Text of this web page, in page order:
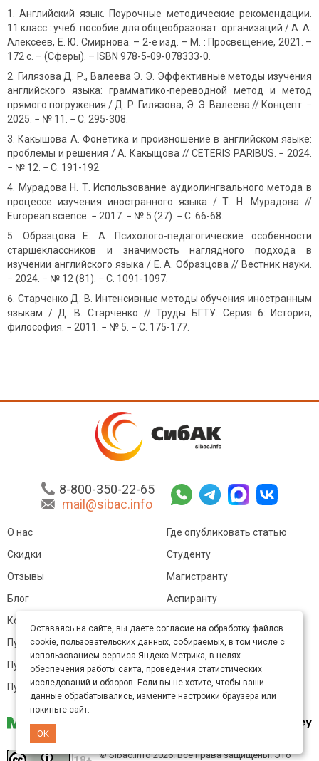
Английский язык. Поурочные методические рекомендации.
11 класс : учеб. пособие для общеобразоват. организаций / А. А.
Алексеев, Е. Ю. Смирнова. – 2-е изд. – М. : Просвещение, 2021. –
172 с. – (Сферы). – ISBN 978-5-09-078333-0.
Гилязова Д. Р., Валеева Э. Э. Эффективные методы изучения
английского языка: грамматико-переводной метод и метод
прямого погружения / Д. Р. Гилязова, Э. Э. Валеева // Концепт. −
2025. − № 11. − С. 295-308.
Какышова А. Фонетика и произношение в английском языке:
проблемы и решения / А. Какыщова // CETERIS PARIBUS. − 2024.
− № 12. − С. 191-192.
Мурадова Н. Т. Использование аудиолингвального метода в
процессе изучения иностранного языка / Т. Н. Мурадова //
European science. − 2017. − № 5 (27). − С. 66-68.
Образцова Е. А. Психолого-педагогические особенности
старшеклассников и значимость наглядного подхода в
изучении английского языка / Е. А. Образцова // Вестник науки.
− 2024. − № 12 (81). − С. 1091-1097.
Старченко Д. В. Интенсивные методы обучения иностранным
языкам / Д. В. Старченко // Труды БГТУ. Серия 6: История,
философия. − 2011. − № 5. − С. 175-177.
8-800-350-22-65
mail@sibac.info
О нас
Скидки
Отзывы
Блог
Контакты
Где опубликовать статью
Студенту
Магистранту
Аспиранту
Публикация в ВАК
Публикация в РИНЦ
Публикация в ЕГПНИ
Политика обработки
персональных данных
Договор оферты
© Sibac.info 2026. Все права защищены.Это
Оставаясь на сайте, вы даете согласие на обработку файлов
cookie, пользовательских данных, собираемых, в том числе с
использованием сервиса Яндекс.Метрика, в целях
обеспечения работы сайта, проведения статистических
исследований и обзоров. Если вы не хотите, чтобы ваши
данные обрабатывались, измените настройки браузера или
покиньте сайт.
ОК